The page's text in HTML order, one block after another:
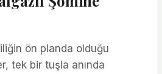
ön planda olduğu
tek bir tuşla anında